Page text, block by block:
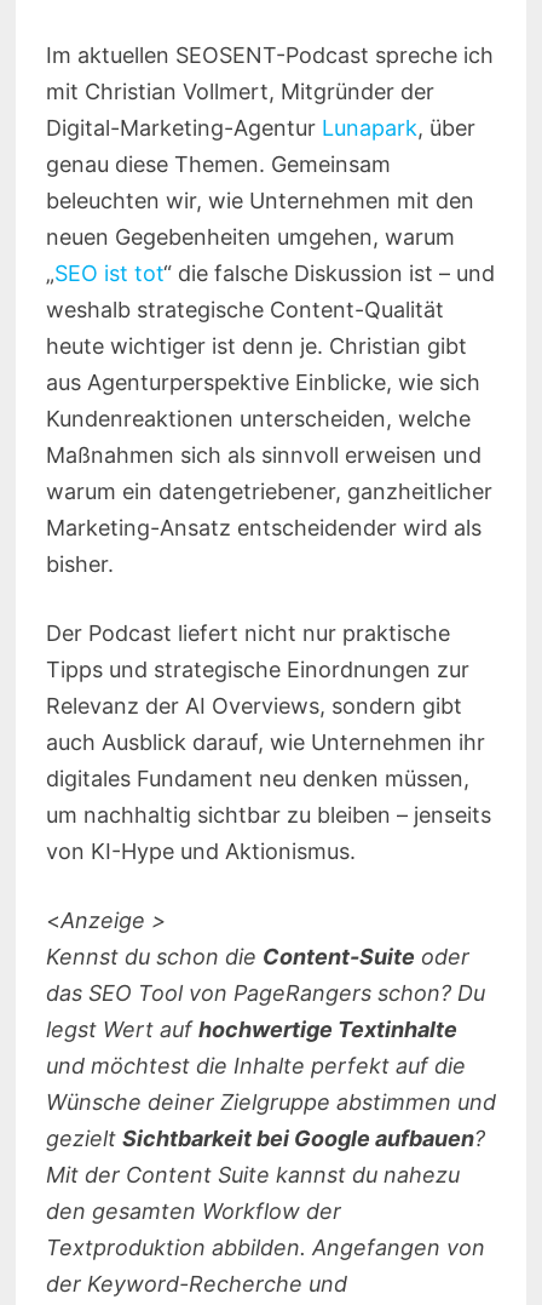
Im aktuellen SEOSENT-Podcast spreche ich
mit Christian Vollmert, Mitgründer der
Digital-Marketing-Agentur Lunapark, über
genau diese Themen. Gemeinsam
beleuchten wir, wie Unternehmen mit den
neuen Gegebenheiten umgehen, warum
„SEO ist tot“ die falsche Diskussion ist – und
weshalb strategische Content-Qualität
heute wichtiger ist denn je. Christian gibt
aus Agenturperspektive Einblicke, wie sich
Kundenreaktionen unterscheiden, welche
Maßnahmen sich als sinnvoll erweisen und
warum ein datengetriebener, ganzheitlicher
Marketing-Ansatz entscheidender wird als
bisher.
Der Podcast liefert nicht nur praktische
Tipps und strategische Einordnungen zur
Relevanz der AI Overviews, sondern gibt
auch Ausblick darauf, wie Unternehmen ihr
digitales Fundament neu denken müssen,
um nachhaltig sichtbar zu bleiben – jenseits
von KI-Hype und Aktionismus.
<Anzeige >
Kennst du schon die Content-Suite oder
das SEO Tool von PageRangers schon? Du
legst Wert aufhochwertige Textinhalte
und möchtest die Inhalte perfekt auf die
Wünsche deiner Zielgruppe abstimmen und
gezielt Sichtbarkeit bei Google aufbauen?
Mit der Content Suite kannst du nahezu
den gesamten Workflow der
Textproduktion abbilden. Angefangen von
der Keyword-Recherche und